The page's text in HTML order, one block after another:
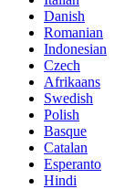
Danish
Romanian
Indonesian
Czech
Afrikaans
Swedish
Polish
Basque
Catalan
Esperanto
Hindi